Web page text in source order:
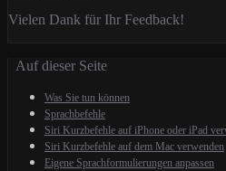
Vielen Dank für Ihr Feedback!
Auf dieser Seite
Was Sie tun können
Sprachbefehle
Siri Kurzbefehle auf iPhone oder iPad
Siri Kurzbefehle auf dem Mac verwenden
Eigene Sprachformulierungen anpassen